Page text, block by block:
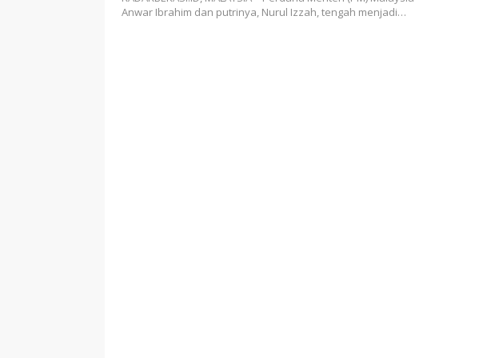
Anwar Ibrahim dan putrinya, Nurul Izzah, tengah menjadi…